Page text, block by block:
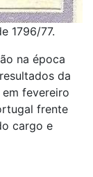
1796/77.
na época
da
fevereiro
frente
cargo e